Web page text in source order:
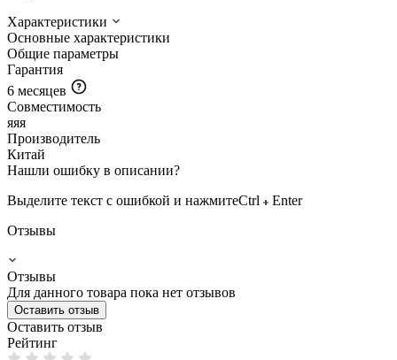
Характеристики
Основные характеристики
Общие параметры
Гарантия
6 месяцев
Совместимость
яяя
Производитель
Китай
Нашли ошибку в описании?
Выделите текст с ошибкой и нажмитеCtrl
Enter
Отзывы
Отзывы
Для данного товара пока нет отзывов
Оставить отзыв
Оставить отзыв
Рейтинг